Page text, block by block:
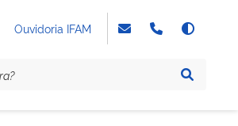
Ouvidoria IFAM